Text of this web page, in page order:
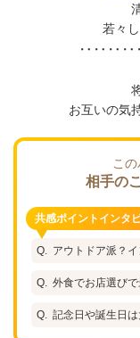
若々
お互いの気
こ
相手の
共感ポイントインタ
アウトドア派？イ
外食でお店選び
記念日や誕生日